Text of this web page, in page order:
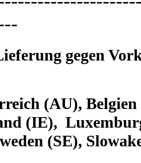
gegen
(AU),
(IE),
(SE),